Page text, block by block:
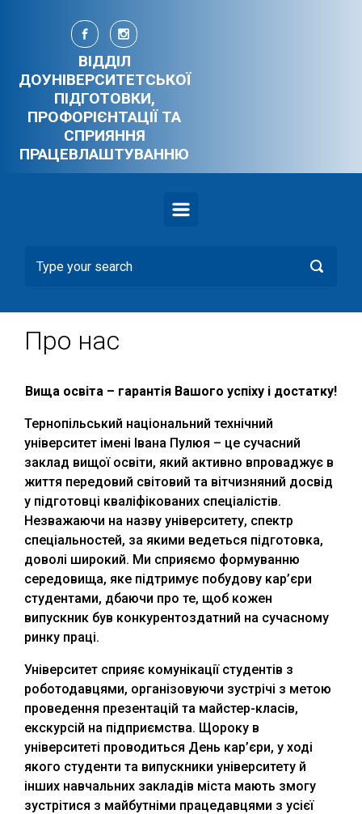
Skip to main content
ВІДДІЛ
ДОУНІВЕРСИТЕТСЬКОЇ
ПІДГОТОВКИ,
ПРОФОРІЄНТАЦІЇ ТА
СПРИЯННЯ
ПРАЦЕВЛАШТУВАННЮ
Про нас
Вища освіта – гарантія Вашого успіху і достатку!
Тернопільський національний технічний
університет імені Івана Пулюя – це сучасний
заклад вищої освіти, який активно впроваджує в
життя передовий світовий та вітчизняний досвід
у підготовці кваліфікованих спеціалістів.
Незважаючи на назву університету, спектр
спеціальностей, за якими ведеться підготовка,
доволі широкий. Ми сприяємо формуванню
середовища, яке підтримує побудову кар’єри
студентами, дбаючи про те, щоб кожен
випускник був конкурентоздатний на сучасному
ринку праці.
Університет сприяє комунікації студентів з
роботодавцями, організовуючи зустрічі з метою
проведення презентацій та майстер-класів,
екскурсій на підприємства. Щороку в
університеті проводиться День кар’єри, у ході
якого студенти та випускники університету й
інших навчальних закладів міста мають змогу
зустрітися з майбутніми працедавцями з усієї